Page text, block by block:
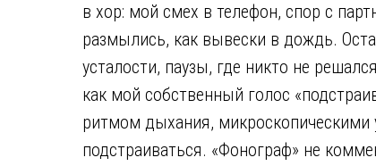
в хор: мой смех в телефон, спор с
размылись, как вывески в дождь.
усталости, паузы, где никто не
как мой собственный голос
ритмом дыхания, микроскопическими
подстраиваться. «Фонограф» не